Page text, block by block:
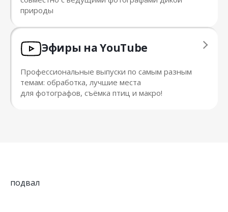
природы
Эфиры на YouTube
Профессиональные выпуски по самым разным
темам: обработка, лучшие места
для фотографов, съёмка птиц и макро!
подвал